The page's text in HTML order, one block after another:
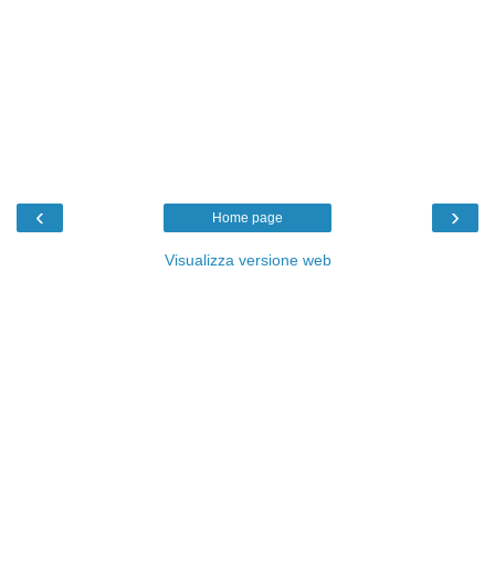
‹ ›
Home page
Visualizza versione web